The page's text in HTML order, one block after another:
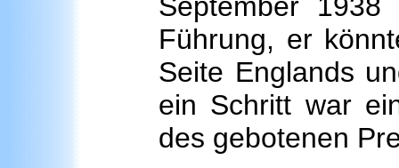
Führung, er
Seite Englands
ein Schritt war
des gebotenen